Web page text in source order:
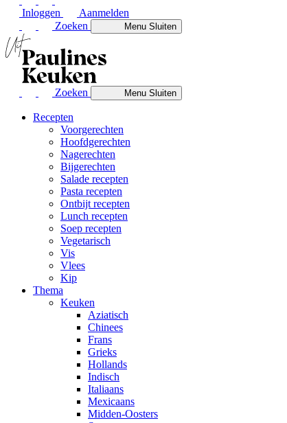
Inloggen
Aanmelden
Zoeken
MenuSluiten
Zoeken MenuSluiten
Recepten
Voorgerechten
Hoofdgerechten
Nagerechten
Bijgerechten
Salade recepten
Pasta recepten
Ontbijt recepten
Lunch recepten
Soep recepten
Vegetarisch
Vis
Vlees
Kip
Thema
Keuken
Aziatisch
Chinees
Frans
Grieks
Hollands
Indisch
Italiaans
Mexicaans
Midden-Oosters